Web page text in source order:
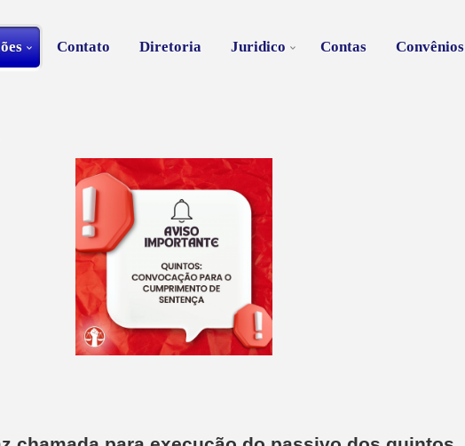
Contato Diretoria Juridico Contas Convênios